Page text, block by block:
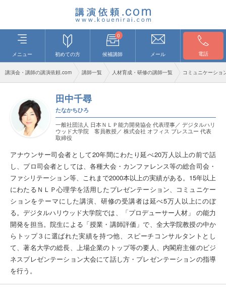
メニュー 初めての方
0
候補講師 メール 電話
講演会・講師の講演依頼.com 講師一覧 人材育成・研修の講師一覧 コミュニケーショ
田中千尋
たなかちひろ
一般社団法人 日本ＮＬＰ能力開発協会 代表理事／ デジタルハリ
ウッド大学院 客員教授／ 株式会社 オフィス ブレスユー 代表
取締役
アナウンサー司会者として20年間にわたり延べ20万人以上の前で話
し、プロ司会者としては、各種大会・カンファレンス等の総合司会・
ファシリテーション等、これまで2000本以上の実績がある。15年以上
にわたるＮＬＰ心理学を活用したプレゼンテーション、コミュニケー
ションをテーマにした講演、研修の受講者は延べ5万人以上にのぼ
る。デジタルハリウッド大学院では、「プロデューサー人材」 の能力
開発を担当。院生による「授業・講師評価」で、全大学院教授の中か
らトップ３に選ばれた実績を持つ他、スピーチコンサルタントとし
て、著名大学の総長、上場企業のトップ等の要人、内閣府主催のビジ
ネスプレゼンテーション大会にて話し方・プレゼンテーションの指導
を行う。